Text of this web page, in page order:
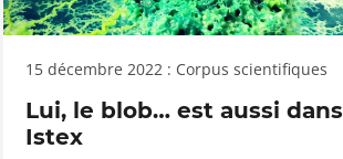
15 décembre 2022 : Corpus scientifiques
Lui, le blob… est aussi dans
Istex